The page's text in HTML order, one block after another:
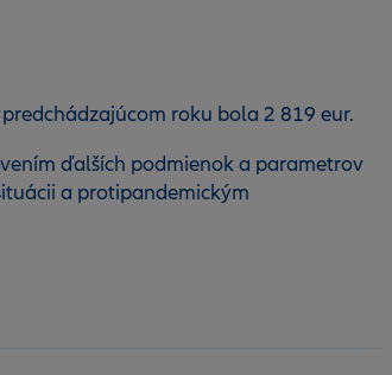
roku bola 2 819 eur.
ďalších podmienok a parametrov
a protipandemickým